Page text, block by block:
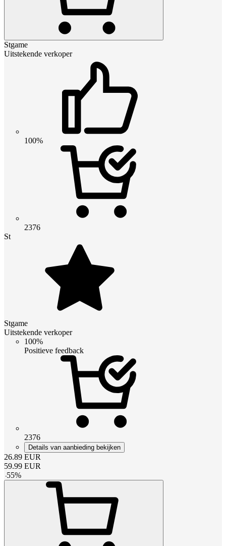
Stgame
Uitstekende verkoper
100%
2376
St
Stgame
Uitstekende verkoper
100%
Positieve feedback
2376
Details van aanbieding bekijken
26.89 EUR
59.99 EUR
-55%